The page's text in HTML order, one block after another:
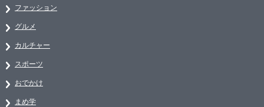
ファッション
グルメ
カルチャー
スポーツ
おでかけ
まめ学